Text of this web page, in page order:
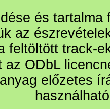
és
az
feltöltött track-
az ODbL
előzetes